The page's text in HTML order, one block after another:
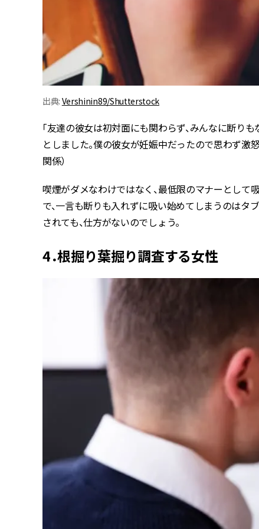
出典: Vershinin89/Shutterstock
「友達の彼女は初対面にも関わらず、みんなに断り
としました。僕の彼女が妊娠中だったので思わず激
関係）
喫煙がダメなわけではなく、最低限のマナーとして
で、一言も断りも入れずに吸い始めてしまうのはタ
されても、仕方がないのでしょう。
4．根掘り葉掘り調査する女性